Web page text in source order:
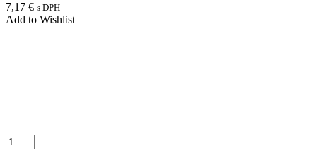
7,17 € s DPH
Add to Wishlist